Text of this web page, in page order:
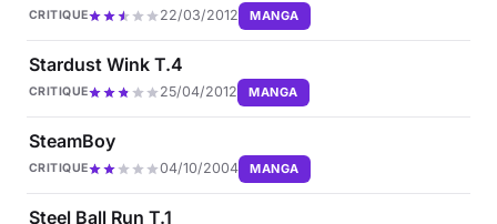
CRITIQUE 22/03/2012 MANGA
Stardust Wink T.4
CRITIQUE 25/04/2012 MANGA
SteamBoy
CRITIQUE 04/10/2004 MANGA
Steel Ball Run T.1